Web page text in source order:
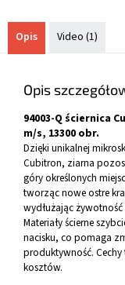
Opis Video (1)
Opis
94003-Q ściernica
m/s, 13300 obr.
Dzięki unikalnej
Cubitron, ziarna
góry określonych
tworząc nowe ostre
wydłużając żywotność
Materiały ścierne
nacisku, co pomaga
produktywność. Cechy
kosztów.